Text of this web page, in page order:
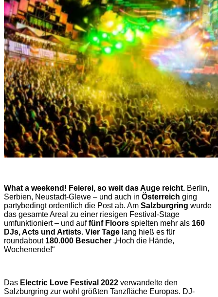
What a weekend! Feierei, so weit das Auge reicht. Berlin,
Serbien, Neustadt-Glewe – und auch in Österreich ging
partybedingt ordentlich die Post ab. Am Salzburgring wurde
das gesamte Areal zu einer riesigen Festival-Stage
umfunktioniert – und auffünf Floors spielten mehr als 160
DJs, Acts und Artists. Vier Tage lang hieß es für
roundabout 180.000 Besucher „Hoch die Hände,
Wochenende!“
Das Electric Love Festival 2022 verwandelte den
Salzburgring zur wohl größten Tanzfläche Europas. DJ-